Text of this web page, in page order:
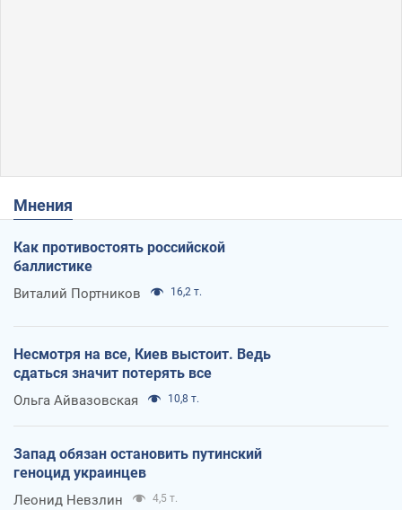
Мнения
Как противостоять российской
баллистике
Виталий Портников 16,2 т.
Несмотря на все, Киев выстоит. Ведь
сдаться значит потерять все
Ольга Айвазовская 10,8 т.
Запад обязан остановить путинский
геноцид украинцев
Леонид Невзлин 4,5 т.